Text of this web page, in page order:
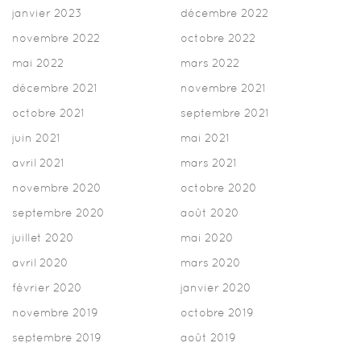
janvier 2023
décembre 2022
novembre 2022
octobre 2022
mai 2022
mars 2022
décembre 2021
novembre 2021
octobre 2021
septembre 2021
juin 2021
mai 2021
avril 2021
mars 2021
novembre 2020
octobre 2020
septembre 2020
août 2020
juillet 2020
mai 2020
avril 2020
mars 2020
février 2020
janvier 2020
novembre 2019
octobre 2019
septembre 2019
août 2019